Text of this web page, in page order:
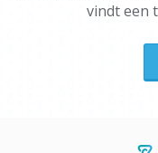
vindt een